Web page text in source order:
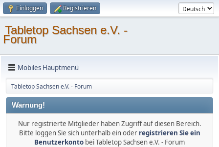
Einloggen Registrieren
Tabletop Sachsen e.V. -
Forum
Mobiles Hauptmenü
Tabletop Sachsen e.V. - Forum
Warnung!
Nur registrierte Mitglieder haben Zugriff auf diesen Bereich.
Bitte loggen Sie sich unterhalb ein oder registrieren Sie ein
Benutzerkonto bei Tabletop Sachsen e.V. - Forum